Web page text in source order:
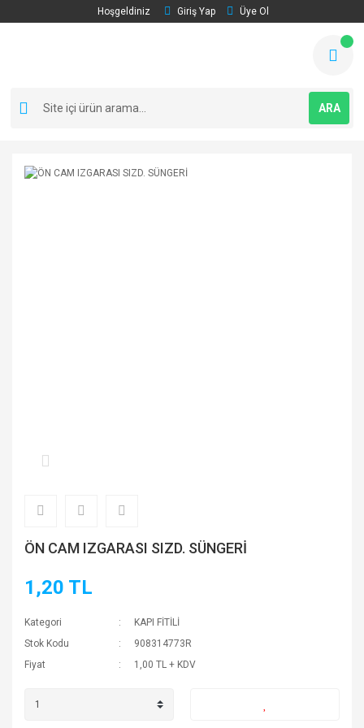
Hoşgeldiniz Giriş Yap Üye Ol
ARA
ÖN CAM IZGARASI SIZD. SÜNGERİ
1,20 TL
Kategori
KAPI FİTİLİ
Stok Kodu
908314773R
Fiyat
1,00 TL + KDV